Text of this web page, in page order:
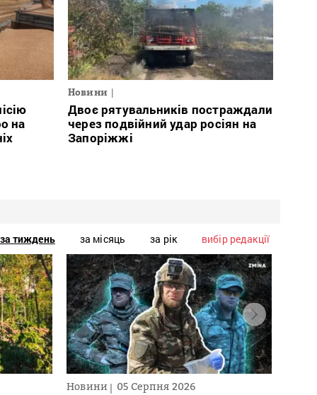
на
Новини
Двоє рятувальників постраждали
через подвійний удар росіян на
Запоріжжі
за тиждень за місяць за рік вибір редакції
Новини 05 Серпня 2026